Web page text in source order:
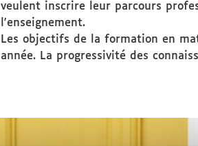
veulent inscrire leur parcours
l'enseignement.
Les objectifs de la formation en
année. La progressivité des